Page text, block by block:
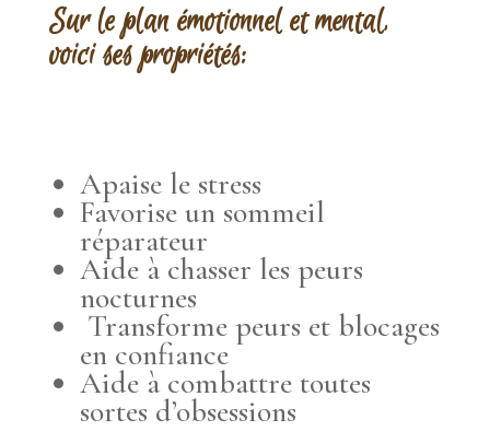
Sur le plan émotionnel et mental,
voici ses propriétés:
Apaise le stress
Favorise un sommeil
réparateur
Aide à chasser les peurs
nocturnes
Transforme peurs et blocages
en confiance
Aide à combattre toutes
sortes d’obsessions